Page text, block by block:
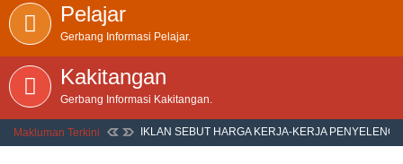
Pelajar
Gerbang Informasi Pelajar.
Kakitangan
Gerbang Informasi Kakitangan.
Makluman Terkini
IKLAN SEBUT HARGA KERJA-KERJA
BANGUNAN ASRAMA BLOK G1 DI ILP KUALA